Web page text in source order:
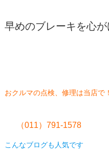
早めのブレーキを心が
おクルマの点検、修理は当店で
（011）791-1578
こんなブログも人気です